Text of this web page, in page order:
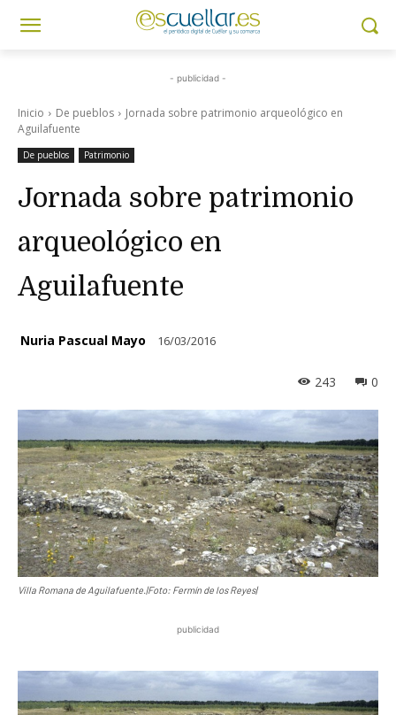
- publicidad -
Inicio De pueblos
Jornada sobre patrimonio arqueológico en
Aguilafuente
De pueblos Patrimonio
Jornada sobre patrimonio
arqueológico en
Aguilafuente
Nuria Pascual Mayo 16/03/2016
0
243
Villa Romana de Aguilafuente.|Foto: Fermín de los Reyes|
publicidad